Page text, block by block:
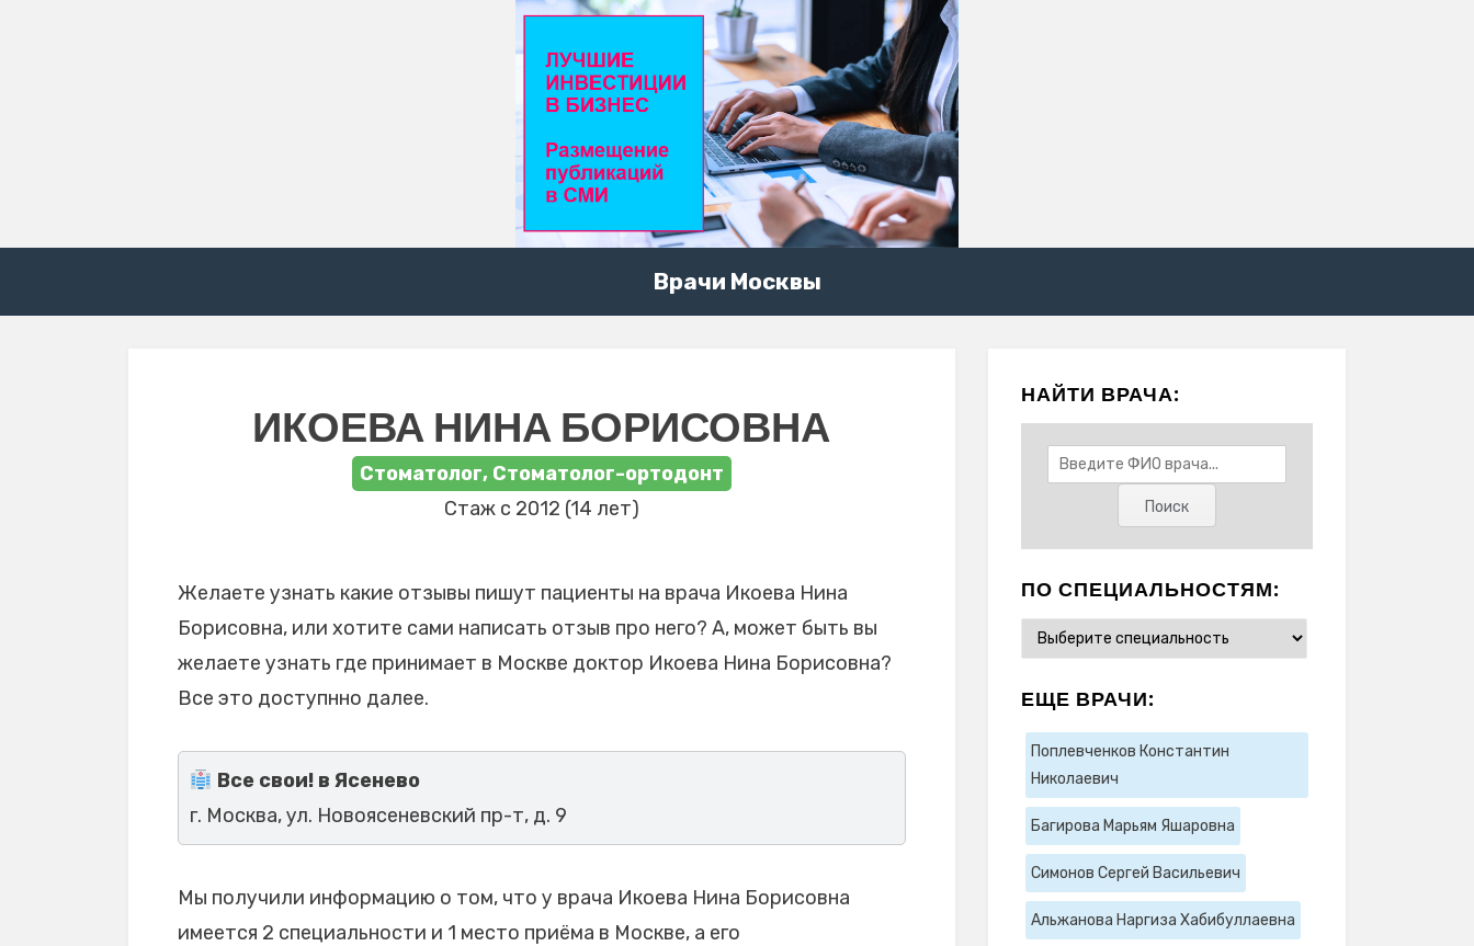
Врачи Москвы
ИКОЕВА НИНА БОРИСОВНА
Стоматолог, Стоматолог-ортодонт
Стаж с 2012 (14 лет)
Желаете узнать какие отзывы пишут пациенты на врача Икоева Нина
Борисовна, или хотите сами написать отзыв про него? А, может быть вы
желаете узнать где принимает в Москве доктор Икоева Нина Борисовна?
Все это доступнно далее.
Все свои! в Ясенево
г. Москва, ул. Новоясеневский пр-т, д. 9
Мы получили информацию о том, что у врача Икоева Нина Борисовна
имеется 2 специальности и 1 место приёма в Москве, а его
НАЙТИ ВРАЧА:
ПО СПЕЦИАЛЬНОСТЯМ:
ЕЩЕ ВРАЧИ:
Поплевченков Константин
Николаевич
Багирова Марьям Яшаровна
Симонов Сергей Васильевич
Альжанова Наргиза Хабибуллаевна